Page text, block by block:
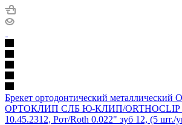
Брекет ортодонтический металлический
ОРТОКЛИП СЛБ Ю-КЛИП/ORTHOCLIP
10.45.2312, Рот/Roth 0.022" зуб 12, (5 шт./